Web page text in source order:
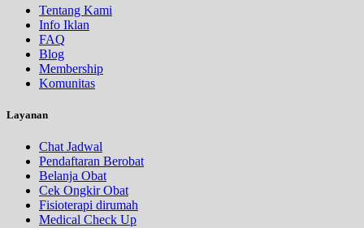
Tentang Kami
Info Iklan
FAQ
Blog
Membership
Komunitas
Layanan
Chat Jadwal
Pendaftaran Berobat
Belanja Obat
Cek Ongkir Obat
Fisioterapi dirumah
Medical Check Up